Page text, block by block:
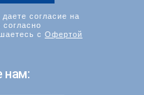
согласие на
с Офертой
нам: